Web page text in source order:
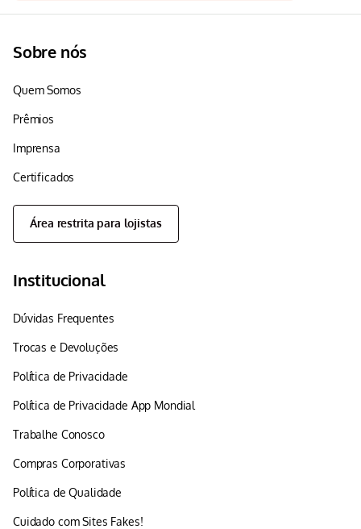
Sobre nós
Quem Somos
Prêmios
Imprensa
Certificados
Área restrita para lojistas
Institucional
Dúvidas Frequentes
Trocas e Devoluções
Política de Privacidade
Política de Privacidade App Mondial
Trabalhe Conosco
Compras Corporativas
Política de Qualidade
Cuidado com Sites Fakes!